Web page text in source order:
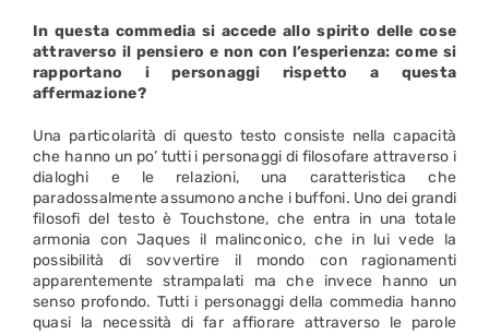
In questa commedia si accede allo spirito delle cose
attraverso il pensiero e non con l’esperienza: come si
rapportano i personaggi rispetto a questa
affermazione?
Una particolarità di questo testo consiste nella capacità
che hanno un po’ tutti i personaggi di filosofare attraverso i
dialoghi e le relazioni, una caratteristica che
paradossalmente assumono anche i buffoni. Uno dei grandi
filosofi del testo è Touchstone, che entra in una totale
armonia con Jaques il malinconico, che in lui vede la
possibilità di sovvertire il mondo con ragionamenti
apparentemente strampalati ma che invece hanno un
senso profondo. Tutti i personaggi della commedia hanno
quasi la necessità di far affiorare attraverso le parole